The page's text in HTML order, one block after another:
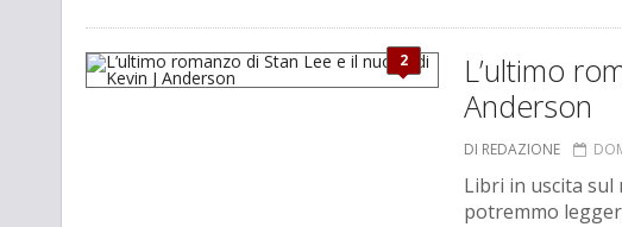
2
L’ultimo
Anderson
DI REDAZIONE
Libri in uscita sul
potremmo